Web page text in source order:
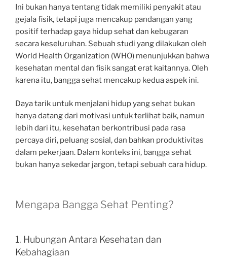
Ini bukan hanya tentang tidak memiliki penyakit atau
gejala fisik, tetapi juga mencakup pandangan yang
positif terhadap gaya hidup sehat dan kebugaran
secara keseluruhan. Sebuah studi yang dilakukan oleh
World Health Organization (WHO) menunjukkan bahwa
kesehatan mental dan fisik sangat erat kaitannya. Oleh
karena itu, bangga sehat mencakup kedua aspek ini.
Daya tarik untuk menjalani hidup yang sehat bukan
hanya datang dari motivasi untuk terlihat baik, namun
lebih dari itu, kesehatan berkontribusi pada rasa
percaya diri, peluang sosial, dan bahkan produktivitas
dalam pekerjaan. Dalam konteks ini, bangga sehat
bukan hanya sekedar jargon, tetapi sebuah cara hidup.
Mengapa Bangga Sehat Penting?
1. Hubungan Antara Kesehatan dan
Kebahagiaan